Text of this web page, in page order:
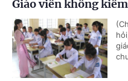
Giáo viên không